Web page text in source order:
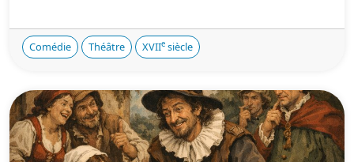
Comédie Théâtre XVIIe siècle